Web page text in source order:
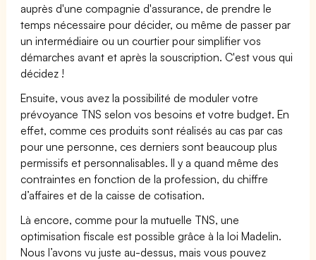
auprès d'une compagnie d'assurance, de prendre le
temps nécessaire pour décider, ou même de passer par
un intermédiaire ou un courtier pour simplifier vos
démarches avant et après la souscription. C'est vous qui
décidez !
Ensuite, vous avez la possibilité de moduler votre
prévoyance TNS selon vos besoins et votre budget. En
effet, comme ces produits sont réalisés au cas par cas
pour une personne, ces derniers sont beaucoup plus
permissifs et personnalisables. Il y a quand même des
contraintes en fonction de la profession, du chiffre
d’affaires et de la caisse de cotisation.
Là encore, comme pour la mutuelle TNS, une
optimisation fiscale est possible grâce à la loi Madelin.
Nous l’avons vu juste au-dessus, mais vous pouvez